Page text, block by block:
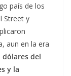
país de los
Street y
aun en la era
dólares del
y la